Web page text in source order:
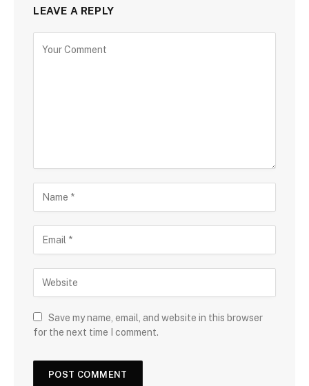
LEAVE A REPLY
Save my name, email, and website in this browser
for the next time I comment.